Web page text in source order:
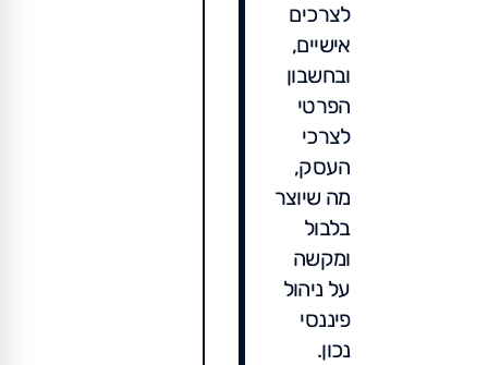
לצרכים
אישיים,
ובחשבון
הפרטי
לצרכי
העסק,
מה שיוצר
בלבול
ומקשה
על ניהול
פיננסי
נכון.